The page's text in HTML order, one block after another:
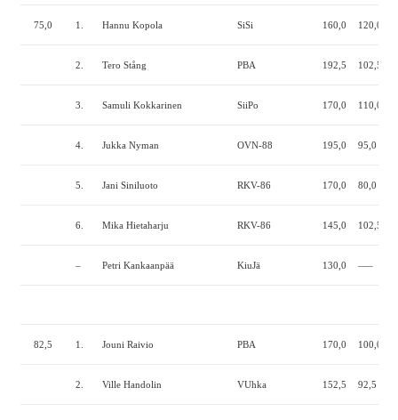
75,0 1. Hannu Kopola SiSi 160,0 120,0
2. Tero Stång PBA 192,5 102,5
3. Samuli Kokkarinen SiiPo 170,0 110,0
4. Jukka Nyman OVN-88 195,0 95,0
5. Jani Siniluoto RKV-86 170,0 80,0
6. Mika Hietaharju RKV-86 145,0 102,5
– Petri Kankaanpää KiuJä 130,0 —–
82,5 1. Jouni Raivio PBA 170,0 100,0
2. Ville Handolin VUhka 152,5 92,5